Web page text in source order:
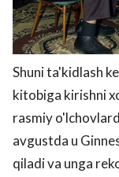
Shuni ta'kidlash
kitobiga kirishni
rasmiy
avgustda u
qiladi va unga